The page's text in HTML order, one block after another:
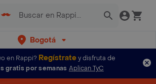
Bogotá
en Rappi? Regístratey disfruta de
gratis por semanas Aplican TyC